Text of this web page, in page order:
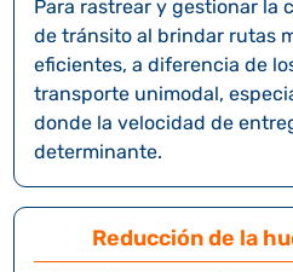
Para rastrear y gestionar la
de tránsito al brindar rutas
eficientes, a diferencia de
transporte unimodal,
donde la velocidad de
determinante.
Reducción de la